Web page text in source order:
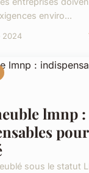
enviro...
2024
lmnp :
sous le statut